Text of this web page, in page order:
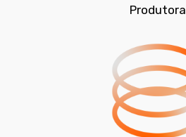
Produtora